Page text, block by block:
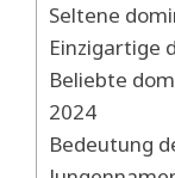
Seltene
Einzigartige
Beliebte
2024
Bedeutung